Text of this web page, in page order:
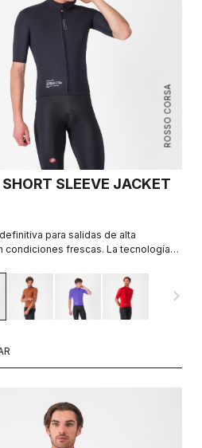
ROSSO CORSA
SHORT SLEEVE JACKET
para salidas de alta
condiciones frescas. La tecnología
y evapore el sudor, 12 veces más
anterior.
navigate_next